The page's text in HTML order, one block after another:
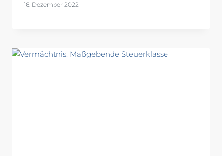
16. Dezember 2022